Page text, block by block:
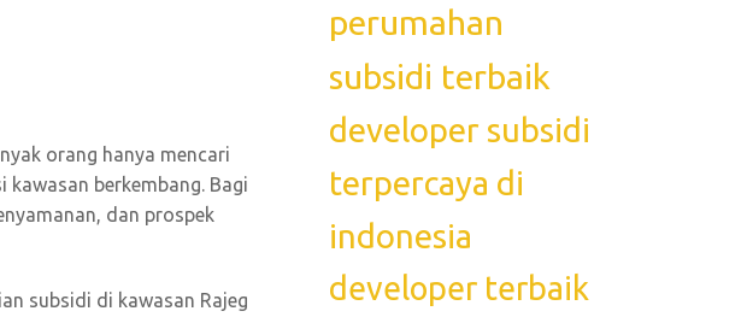
orang hanya mencari
berkembang. Bagi
dan prospek
subsidi di kawasan Rajeg
perumahan
subsidi terbaik
developer subsidi
terpercaya di
indonesia
developer terbaik